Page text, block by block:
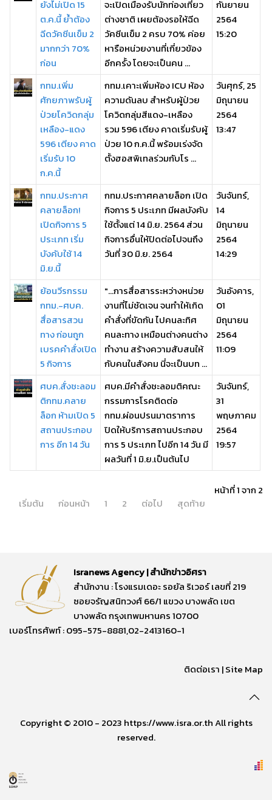
ยังไม่เปิด 15
ต.ค.นี้ ย้ำต้อง
ฉีดวัคซีนเข็ม 2
มากกว่า 70%
ก่อน
จะเปิดเมืองรับนักท่องเที่ยว
ต่างชาติ เผยต้องรอให้ฉีด
วัคซีนเข็ม 2 ครบ 70% ค่อย
หารือหน่วยงานที่เกี่ยวข้อง
อีกครั้ง โดยจะเป็นคน ...
กันยายน
2564
15:20
กทม.เพิ่ม
ศักยภาพรับผู้
ป่วยโควิดกลุ่ม
เหลือง-แดง
596 เตียง คาด
เริ่มรับ 10
ก.ค.นี้
กทม.เคาะเพิ่มห้อง ICU ห้อง
ความดันลบ สำหรับผู้ป่วย
โควิดกลุ่มสีแดง-เหลือง
รวม 596 เตียง คาดเริ่มรับผู้
ป่วย 10 ก.ค.นี้ พร้อมเร่งจัด
ตั้งฮอสพิเทลร่วมกับโร ...
วันศุกร์, 25
มิถุนายน
2564
13:47
กทม.ประกาศ
คลายล็อก!
เปิดกิจการ 5
ประเภท เริ่ม
บังคับใช้ 14
มิ.ย.นี้
กทม.ประกาศคลายล็อก เปิด
กิจการ 5 ประเภท มีผลบังคับ
ใช้ตั้งแต่ 14 มิ.ย. 2564 ส่วน
กิจการอื่นให้ปิดต่อไปจนถึง
วันที่ 30 มิ.ย. 2564
วันจันทร์,
14
มิถุนายน
2564
14:29
ย้อนวีรกรรม
กทม.-ศบค.
สื่อสารสวน
ทาง ก่อนถูก
เบรคคำสั่งเปิด
5 กิจการ
"...การสื่อสารระหว่างหน่วย
งานที่ไม่ชัดเจน จนทำให้เกิด
คำสั่งที่ขัดกัน ไปคนละทิศ
คนละทาง เหมือนต่างคนต่าง
ทำงาน สร้างความสับสนให้
กับคนในสังคม นี่จะเป็นบท ...
วันอังคาร,
01
มิถุนายน
2564
11:09
ศบค.สั่งชะลอม
ติกทม.คลาย
ล็อก ห้ามเปิด 5
สถานประกอบ
การ อีก 14 วัน
ศบค.มีคำสั่งชะลอมติคณะ
กรรมการโรคติดต่อ
กทม.ผ่อนปรนมาตราการ
ปิดให้บริการสถานประกอบ
การ 5 ประเภท ไปอีก 14 วัน มี
ผลวันที่ 1 มิ.ย.เป็นต้นไป
วันจันทร์,
31
พฤษภาคม
2564
19:57
หน้าที่ 1 จาก 2
เริ่มต้น
ก่อนหน้า 1 2 ต่อไป สุดท้าย
Isranews Agency | สำนักข่าวอิศรา
สำนักงาน : โรงแรมเดอะ รอยัล ริเวอร์ เลขที่ 219
ซอยจรัญสนิทวงศ์ 66/1 แขวง บางพลัด เขต
บางพลัด กรุงเทพมหานคร 10700
เบอร์โทรศัพท์ : 095-575-8881,02-2413160-1
ติดต่อเรา |Site Map
Copyright © 2010 - 2023 https://www.isra.or.th All rights
reserved.